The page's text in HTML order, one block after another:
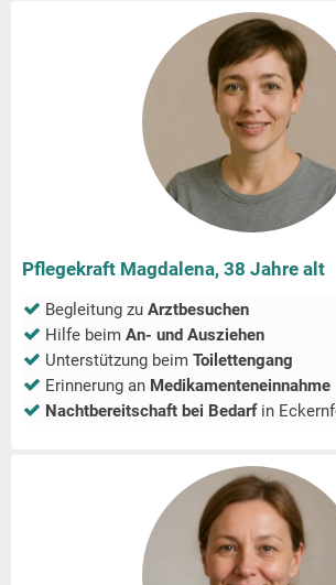
Pflegekraft Magdalena, 38 Jahre alt
Begleitung zu Arztbesuchen
Hilfe beim An- und Ausziehen
Unterstützung beim Toilettengang
Erinnerung an Medikamenteneinnahme
Nachtbereitschaft bei Bedarfin